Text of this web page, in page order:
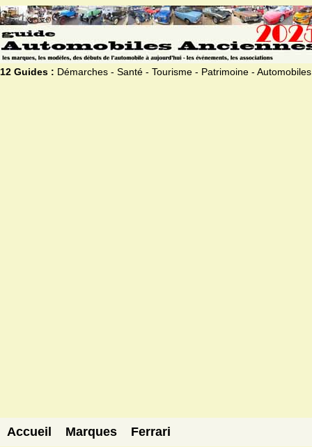
12 Guides : Démarches - Santé - Tourisme - Patrimoine - Automobiles
Accueil Marques Ferrari